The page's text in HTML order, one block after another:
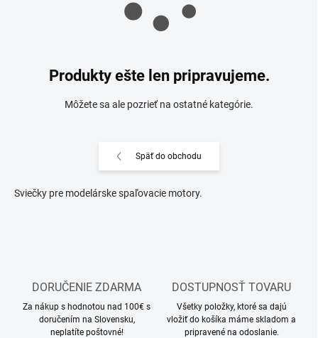
Produkty ešte len pripravujeme.
Môžete sa ale pozrieť na ostatné kategórie.
Späť do obchodu
Sviečky pre modelárske spaľovacie motory.
DORUČENIE ZDARMA
Za nákup s hodnotou nad 100€ s
doručením na Slovensku,
neplatíte poštovné!
DOSTUPNOSŤ TOVARU
Všetky položky, ktoré sa dajú
vložiť do košíka máme skladom a
pripravené na odoslanie.